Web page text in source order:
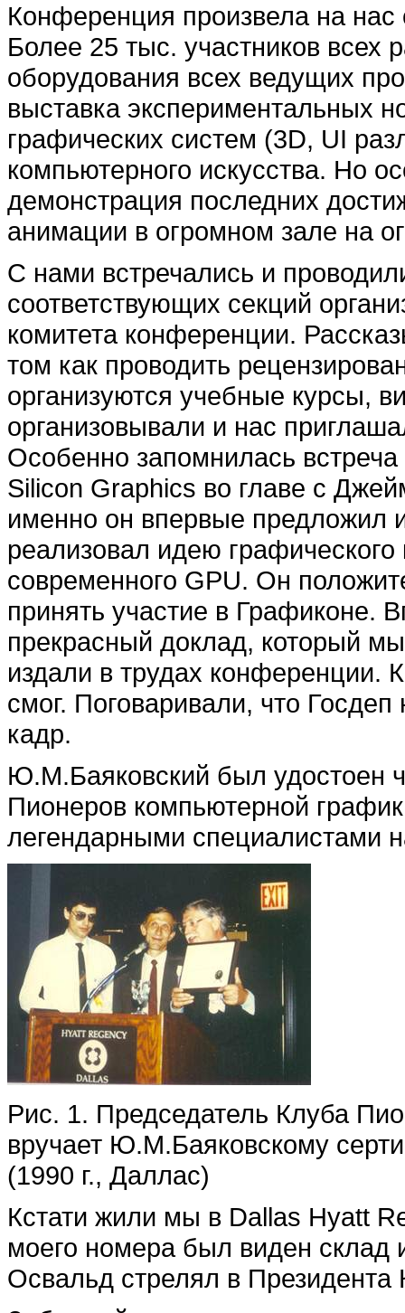
Конференция произвела на
Более 25 тыс. участников всех
оборудования всех ведущих
выставка экспериментальных
графических систем (3D, UI
компьютерного искусства. Но
демонстрация последних
анимации в огромном зале на
С нами встречались и
соответствующих секций
комитета конференции.
том как проводить
организуются учебные курсы,
организовывали и нас
Особенно запомнилась
Silicon Graphics во главе с
именно он впервые предложил
реализовал идею
современного GPU. Он
принять участие в Графиконе.
прекрасный доклад, который
издали в трудах конференции.
смог. Поговаривали, что
кадр.
Ю.М.Баяковский был удостоен
Пионеров компьютерной
легендарными специалистами
Рис. 1. Председатель Клуба
вручает Ю.М.Баяковскому
(1990 г., Даллас)
Кстати жили мы в Dallas Hyatt
моего номера был виден склад
Освальд стрелял в Президента